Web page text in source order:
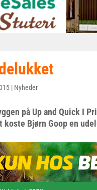
| Nyheder
på Up and Quick I
Bjørn Goop en